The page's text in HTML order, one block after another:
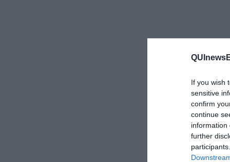
If you wish
sensitive
confirm
continue
information
further